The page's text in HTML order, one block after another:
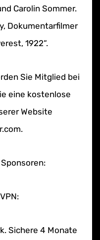
Carolin Sommer.
Dokumentarfilmer
1922“.
Sie Mitglied bei
eine kostenlose
Website
Sichere 4 Monate